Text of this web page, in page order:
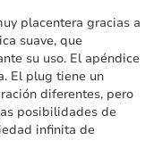
placentera gracias a
suave, que
su uso. El apéndice
El plug tiene un
diferentes, pero
posibilidades de
infinita de